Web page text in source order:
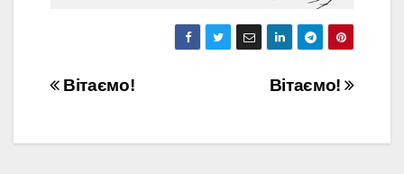
Навігація
Вітаємо!
Вітаємо!